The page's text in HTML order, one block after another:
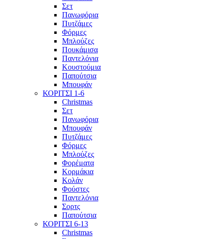
Σετ
Πανωφόρια
Πυτζάμες
Φόρμες
Μπλούζες
Πουκάμισα
Παντελόνια
Κουστούμια
Παπούτσια
Μπουφάν
ΚΟΡΙΤΣΙ 1-6
Christmas
Σετ
Πανωφόρια
Μπουφάν
Πυτζάμες
Φόρμες
Μπλούζες
Φορέματα
Κορμάκια
Κολάν
Φούστες
Παντελόνια
Σορτς
Παπούτσια
ΚΟΡΙΤΣΙ 6-13
Christmas